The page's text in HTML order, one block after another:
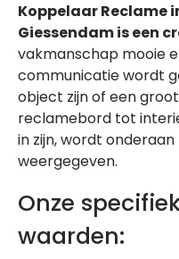
Koppelaar Reclame
Giessendam is een
vakmanschap mooie
communicatie wordt
object zijn of een
reclamebord tot
in zijn, wordt
weergegeven.
Onze
waarden: